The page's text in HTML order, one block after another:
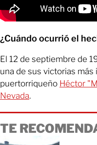
¿Cuándo ocurrió el
El 12 de septiembre de
una de sus victorias
puertorriqueño Héctor
Nevada.
TE